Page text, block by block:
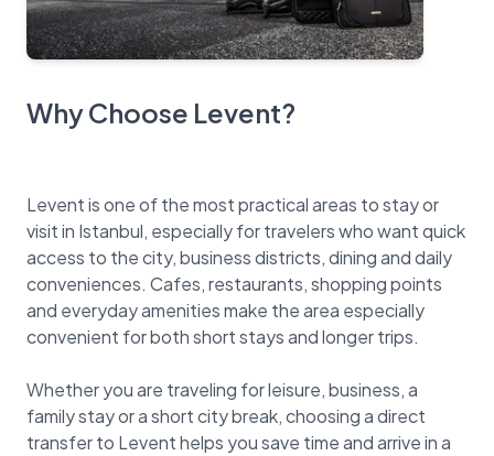
Why Choose Levent?
Levent is one of the most practical areas to stay or
visit in Istanbul, especially for travelers who want quick
access to the city, business districts, dining and daily
conveniences. Cafes, restaurants, shopping points
and everyday amenities make the area especially
convenient for both short stays and longer trips.
Whether you are traveling for leisure, business, a
family stay or a short city break, choosing a direct
transfer to Levent helps you save time and arrive in a